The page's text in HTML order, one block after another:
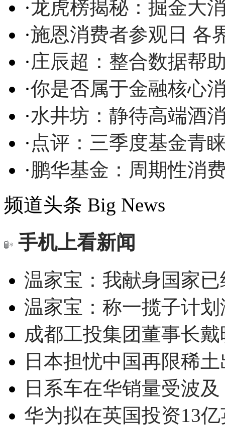
·龙虎榜揭秘：掘金大
·施恩消费者参观日 各
·庄辰超：整合数据帮
·你是否属于金融核心
·水井坊：静待高端酒
· 点评：三季度基金青
·鹏华基金：周期性消
频道头条 Big News
手机上看新闻
温家宝：我献身国家
温家宝：称一揽子计
成都工投集团董事长
日本担忧中国再限稀
日系车在华销量受波
华为拟在英国投资13